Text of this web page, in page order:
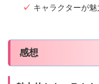
キャラクターが
感想